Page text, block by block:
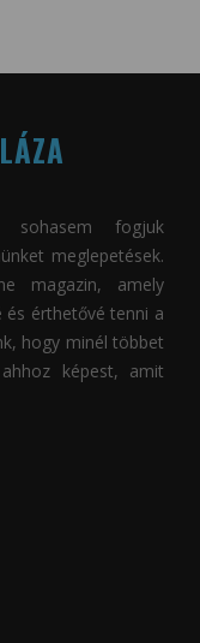
sohasem fogjuk
meglepetések.
magazin, amely
és érthetővé tenni a
hogy minél többet
képest, amit